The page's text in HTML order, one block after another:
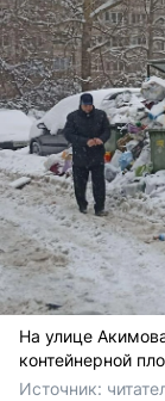
На улице
контейнерной
Источник: